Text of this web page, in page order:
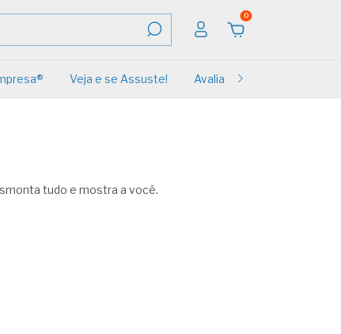
0
Veja e se Assuste! Avaliações
tudo e mostra a você.